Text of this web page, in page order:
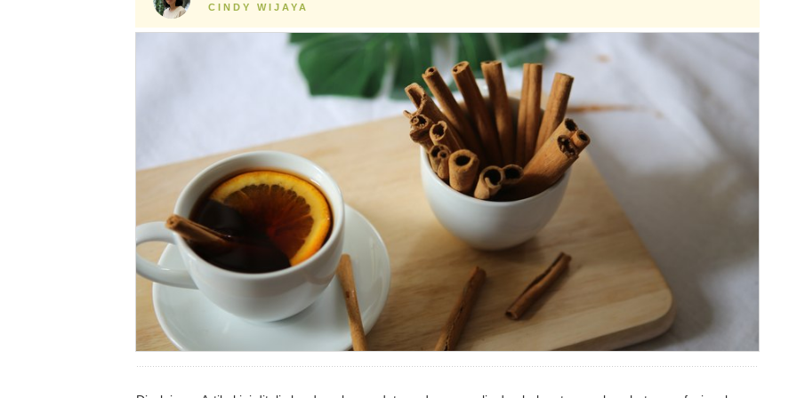
CINDY WIJAYA